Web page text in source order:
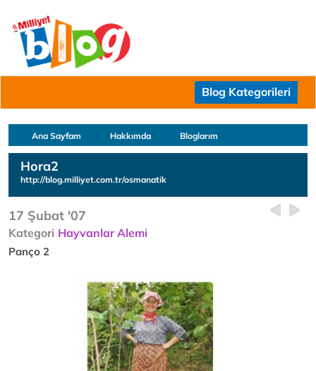
Blog Kategorileri
Ana Sayfam Hakkımda Bloglarım
Hora2
http://blog.milliyet.com.tr/osmanatik
17 Şubat '07
Kategori Hayvanlar Alemi
Panço 2